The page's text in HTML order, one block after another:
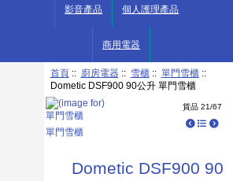
影音產品 個人護理產品
商用電器
首頁:: 廚房電器:: 雪櫃:: 單門雪櫃::
Dometic DSF900 90公升 單門雪櫃
單門雪櫃
貨品 21/67
Dometic DSF900 90